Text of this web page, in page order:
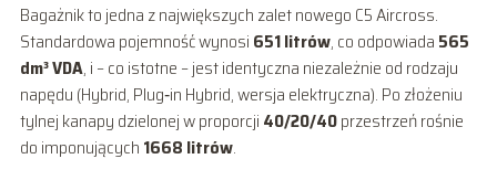
Bagażnik to jedna z największych zalet nowego C5 Aircross.
Standardowa pojemność wynosi 651 litrów, co odpowiada 565
dm³ VDA, i – co istotne – jest identyczna niezależnie od rodzaju
napędu (Hybrid, Plug‑in Hybrid, wersja elektryczna). Po złożeniu
tylnej kanapy dzielonej w proporcji 40/20/40przestrzeń rośnie
do imponujących 1668 litrów.